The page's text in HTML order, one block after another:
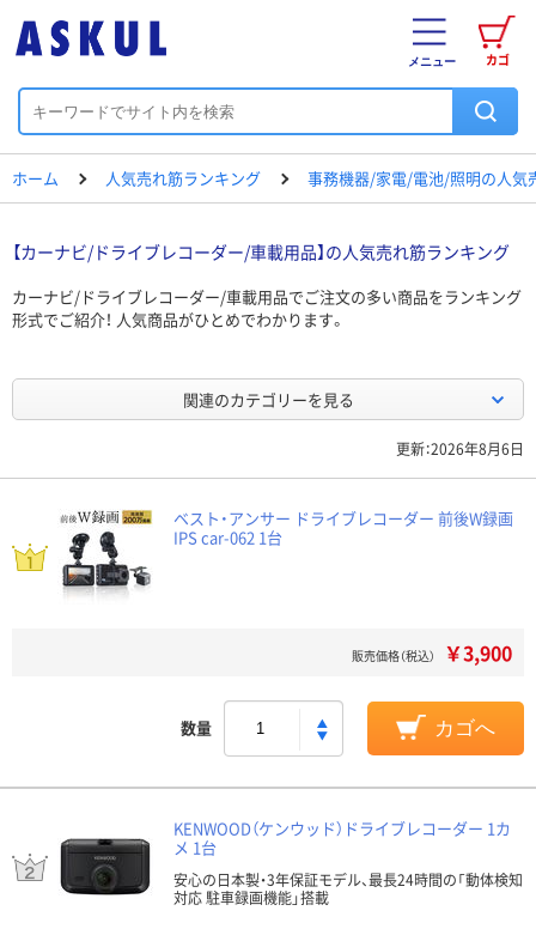
カゴ
メニュー
ホーム 人気売れ筋ランキング 事務機器/家電/電池/照明の人気
【カーナビ/ドライブレコーダー/車載用品】の人気売れ筋ランキング
カーナビ/ドライブレコーダー/車載用品でご注文の多い商品をランキング
形式でご紹介！ 人気商品がひとめでわかります。
関連のカテゴリーを見る
更新：2026年8月6日
ベスト・アンサー ドライブレコーダー 前後W録画
IPS car-062 1台
販売価格（税込） ￥3,900
数量 カゴへ
KENWOOD（ケンウッド）ドライブレコーダー 1カ
メ 1台
安心の日本製・3年保証モデル、最長24時間の「動体検知
対応 駐車録画機能」搭載